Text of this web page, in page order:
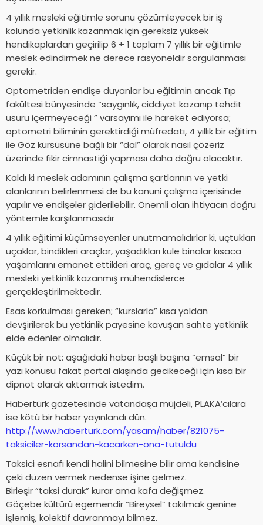
4 yıllık mesleki eğitimle sorunu çözümleyecek bir iş
kolunda yetkinlik kazanmak için gereksiz yüksek
hendikaplardan geçirilip 6 + 1 toplam 7 yıllık bir eğitimle
meslek edindirmek ne derece rasyoneldir sorgulanması
gerekir.
Optometriden endişe duyanlar bu eğitimin ancak Tıp
fakültesi bünyesinde “saygınlık, ciddiyet kazanıp tehdit
usuru içermeyeceği ” varsayımı ile hareket ediyorsa;
optometri biliminin gerektirdiği müfredatı, 4 yıllık bir eğitim
ile Göz kürsüsüne bağlı bir “dal” olarak nasıl çözeriz
üzerinde fikir cimnastiği yapması daha doğru olacaktır.
Kaldı ki meslek adamının çalışma şartlarının ve yetki
alanlarının belirlenmesi de bu kanuni çalışma içerisinde
yapılır ve endişeler giderilebilir. Önemli olan ihtiyacın doğru
yöntemle karşılanmasıdır
4 yıllık eğitimi küçümseyenler unutmamalıdırlar ki, uçtukları
uçaklar, bindikleri araçlar, yaşadıkları kule binalar kısaca
yaşamlarını emanet ettikleri araç, gereç ve gıdalar 4 yıllık
mesleki yetkinlik kazanmış mühendislerce
gerçekleştirilmektedir.
Esas korkulması gereken; “kurslarla” kısa yoldan
devşirilerek bu yetkinlik payesine kavuşan sahte yetkinlik
elde edenler olmalıdır.
Küçük bir not: aşağıdaki haber başlı başına “emsal” bir
yazı konusu fakat portal akışında gecikeceği için kısa bir
dipnot olarak aktarmak istedim.
Habertürk gazetesinde vatandaşa müjdeli, PLAKA’cılara
ise kötü bir haber yayınlandı dün.
http://www.haberturk.com/yasam/haber/821075-
taksiciler-korsandan-kacarken-ona-tutuldu
Taksici esnafı kendi halini bilmesine bilir ama kendisine
çeki düzen vermek nedense işine gelmez.
Birleşir “taksi durak” kurar ama kafa değişmez.
Göçebe kültürü egemendir “Bireysel” takılmak genine
işlemiş, kolektif davranmayı bilmez.